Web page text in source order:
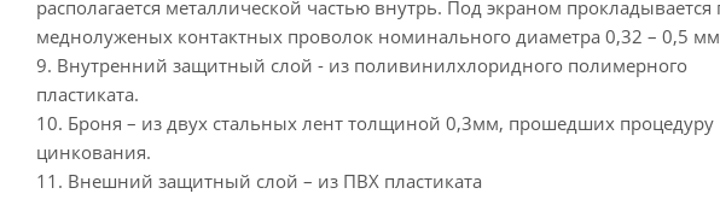
располагается металлической частью внутрь. Под экраном прокладывается
меднолуженых контактных проволок номинального диаметра 0,32 – 0,5
9. Внутренний защитный слой - из поливинилхлоридного полимерного
пластиката.
10. Броня – из двух стальных лент толщиной 0,3мм, прошедших процедуру
цинкования.
11. Внешний защитный слой – из ПВХ пластиката